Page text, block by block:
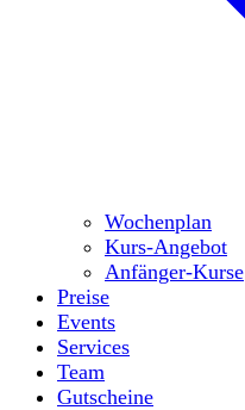
Wochenplan
Kurs-Angebot
Anfänger-Kurse
Preise
Events
Services
Team
Gutscheine